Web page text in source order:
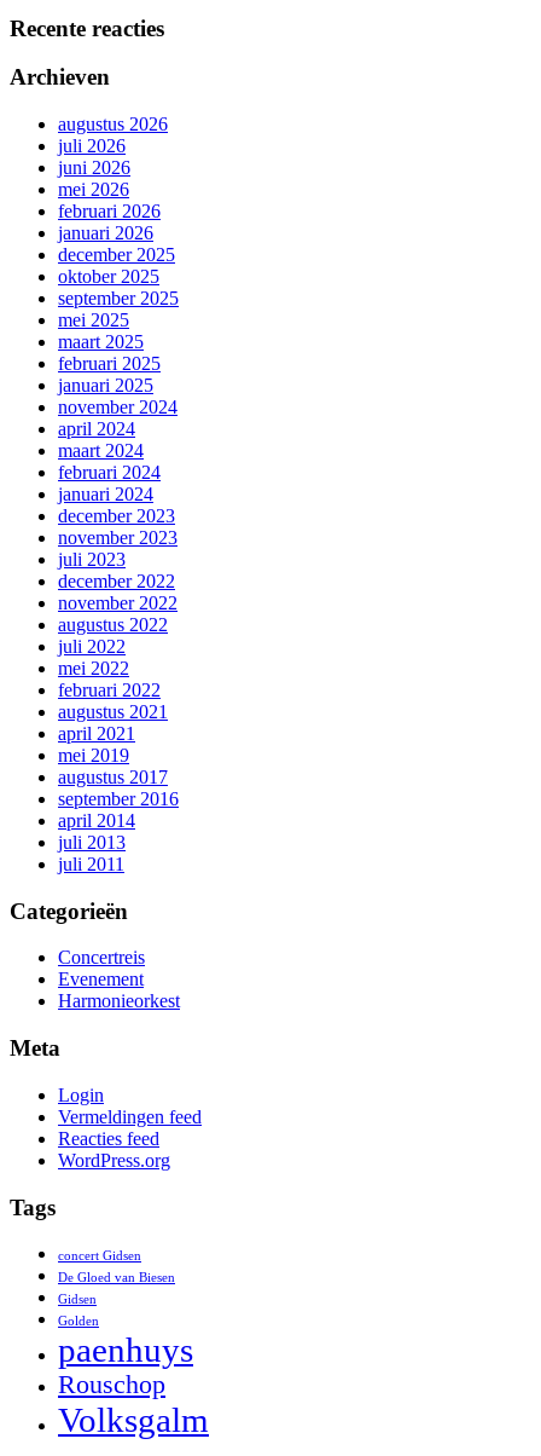
Recente reacties
Archieven
augustus 2026
juli 2026
juni 2026
mei 2026
februari 2026
januari 2026
december 2025
oktober 2025
september 2025
mei 2025
maart 2025
februari 2025
januari 2025
november 2024
april 2024
maart 2024
februari 2024
januari 2024
december 2023
november 2023
juli 2023
december 2022
november 2022
augustus 2022
juli 2022
mei 2022
februari 2022
augustus 2021
april 2021
mei 2019
augustus 2017
september 2016
april 2014
juli 2013
juli 2011
Categorieën
Concertreis
Evenement
Harmonieorkest
Meta
Login
Vermeldingen feed
Reacties feed
WordPress.org
Tags
concert Gidsen
De Gloed van Biesen
Gidsen
Golden
paenhuys
Rouschop
Volksgalm